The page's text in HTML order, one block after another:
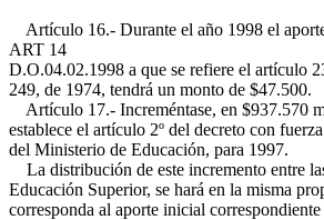
Artículo 16.- Durante el año 1998 el
ART 14
D.O.04.02.1998 a que se refiere el artículo
249, de 1974, tendrá un monto de $47.500.
Artículo 17.- Increméntase, en $937.570
establece el artículo 2º del decreto con
del Ministerio de Educación, para 1997.
La distribución de este incremento entre
Educación Superior, se hará en la misma
corresponda al aporte inicial